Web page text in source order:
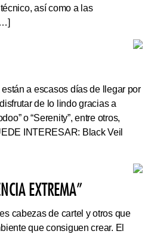
así como a las
a escasos días de llegar por
de lo lindo gracias a
o “Serenity”, entre otros,
INTERESAR: Black Veil
EXTREMA”
cabezas de cartel y otros que
que consiguen crear. El